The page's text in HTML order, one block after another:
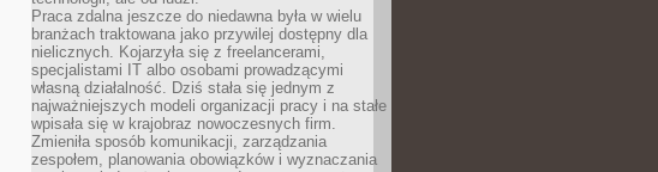
Praca zdalna jeszcze do niedawna była w wielu
branżach traktowana jako przywilej dostępny dla
nielicznych. Kojarzyła się z freelancerami,
specjalistami IT albo osobami prowadzącymi
własną działalność. Dziś stała się jednym z
najważniejszych modeli organizacji pracy i na stałe
wpisała się w krajobraz nowoczesnych firm.
Zmieniła sposób komunikacji, zarządzania
zespołem, planowania obowiązków i wyznaczania